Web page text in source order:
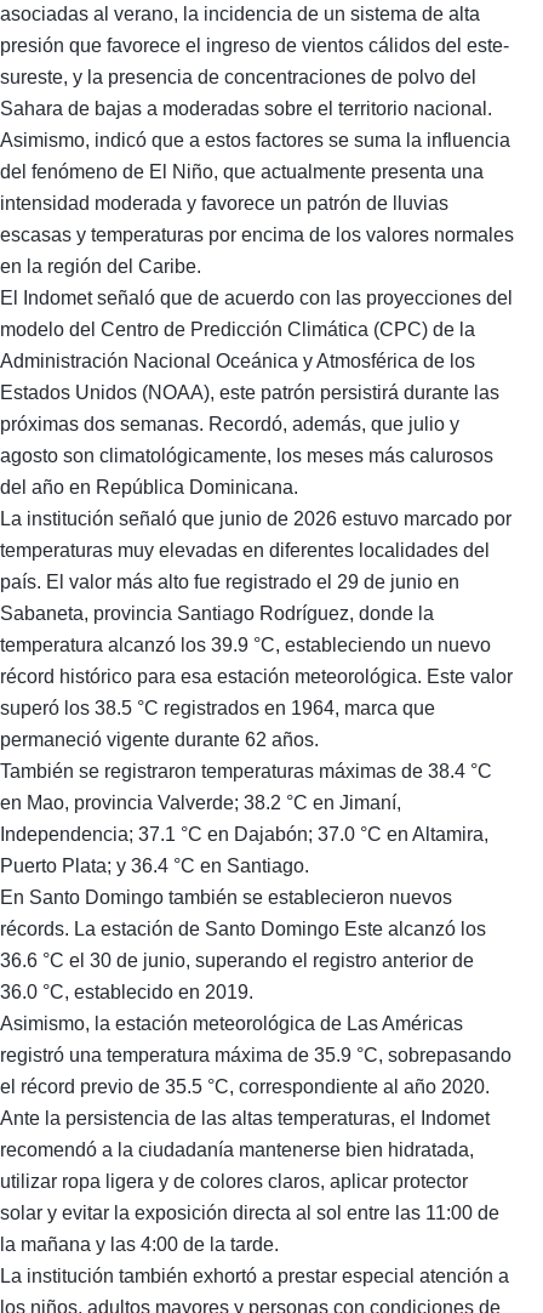
asociadas al verano, la incidencia de un sistema de alta
presión que favorece el ingreso de vientos cálidos del este-
sureste, y la presencia de concentraciones de polvo del
Sahara de bajas a moderadas sobre el territorio nacional.
Asimismo, indicó que a estos factores se suma la influencia
del fenómeno de El Niño, que actualmente presenta una
intensidad moderada y favorece un patrón de lluvias
escasas y temperaturas por encima de los valores normales
en la región del Caribe.
El Indomet señaló que de acuerdo con las proyecciones del
modelo del Centro de Predicción Climática (CPC) de la
Administración Nacional Oceánica y Atmosférica de los
Estados Unidos (NOAA), este patrón persistirá durante las
próximas dos semanas. Recordó, además, que julio y
agosto son climatológicamente, los meses más calurosos
del año en República Dominicana.
La institución señaló que junio de 2026 estuvo marcado por
temperaturas muy elevadas en diferentes localidades del
país. El valor más alto fue registrado el 29 de junio en
Sabaneta, provincia Santiago Rodríguez, donde la
temperatura alcanzó los 39.9 °C, estableciendo un nuevo
récord histórico para esa estación meteorológica. Este valor
superó los 38.5 °C registrados en 1964, marca que
permaneció vigente durante 62 años.
También se registraron temperaturas máximas de 38.4 °C
en Mao, provincia Valverde; 38.2 °C en Jimaní,
Independencia; 37.1 °C en Dajabón; 37.0 °C en Altamira,
Puerto Plata; y 36.4 °C en Santiago.
En Santo Domingo también se establecieron nuevos
récords. La estación de Santo Domingo Este alcanzó los
36.6 °C el 30 de junio, superando el registro anterior de
36.0 °C, establecido en 2019.
Asimismo, la estación meteorológica de Las Américas
registró una temperatura máxima de 35.9 °C, sobrepasando
el récord previo de 35.5 °C, correspondiente al año 2020.
Ante la persistencia de las altas temperaturas, el Indomet
recomendó a la ciudadanía mantenerse bien hidratada,
utilizar ropa ligera y de colores claros, aplicar protector
solar y evitar la exposición directa al sol entre las 11:00 de
la mañana y las 4:00 de la tarde.
La institución también exhortó a prestar especial atención a
los niños, adultos mayores y personas con condiciones de